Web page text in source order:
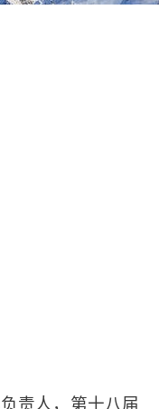
责人，第十八届